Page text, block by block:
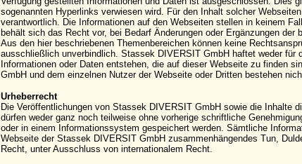
sogenannten Hyperlinks verwiesen wird. Für den Inhalt solcher
verantwortlich. Die Informationen auf den Webseiten stellen in keinem
behält sich das Recht vor, bei Bedarf Änderungen oder Ergänzungen
Aus den hier beschriebenen Themenbereichen können keine
ausschließlich unverbindlich. Stassek DIVERSIT GmbH haftet weder für
Informationen oder Daten entstehen, die auf dieser Webseite zu finden
GmbH und dem einzelnen Nutzer der Webseite oder Dritten bestehen
Urheberrecht
Die Veröffentlichungen von Stassek DIVERSIT GmbH sowie die Inhalte
dürfen weder ganz noch teilweise ohne vorherige schriftliche
oder in einem Informationssystem gespeichert werden. Sämtliche
Webseite der Stassek DIVERSIT GmbH zusammenhängendes Tun,
Recht, unter Ausschluss von internationalem Recht.